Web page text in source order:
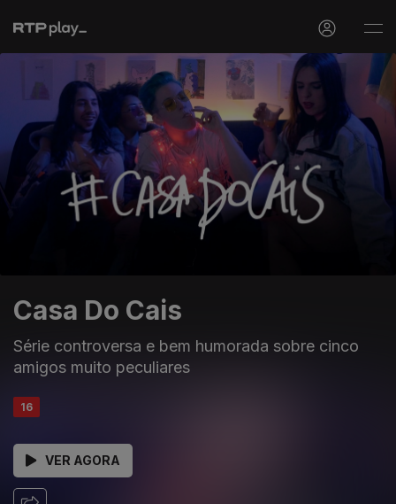
Casa Do Cais
Série controversa e bem humorada sobre cinco
amigos muito peculiares
16
VER AGORA